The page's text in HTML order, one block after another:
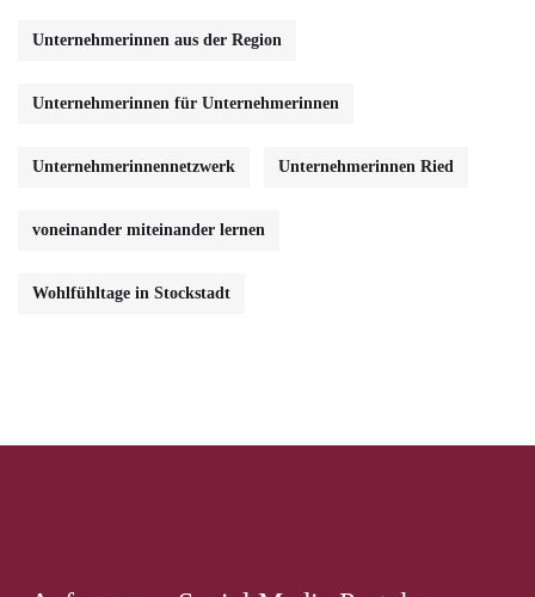
Unternehmerinnen aus der Region
Unternehmerinnen für Unternehmerinnen
Unternehmerinnennetzwerk Unternehmerinnen Ried
voneinander miteinander lernen
Wohlfühltage in Stockstadt